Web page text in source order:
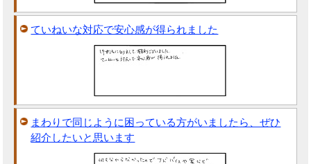
ていねいな対応で安心感が得られました
まわりで同じように困っている方がいましたら、ぜひ
紹介したいと思います